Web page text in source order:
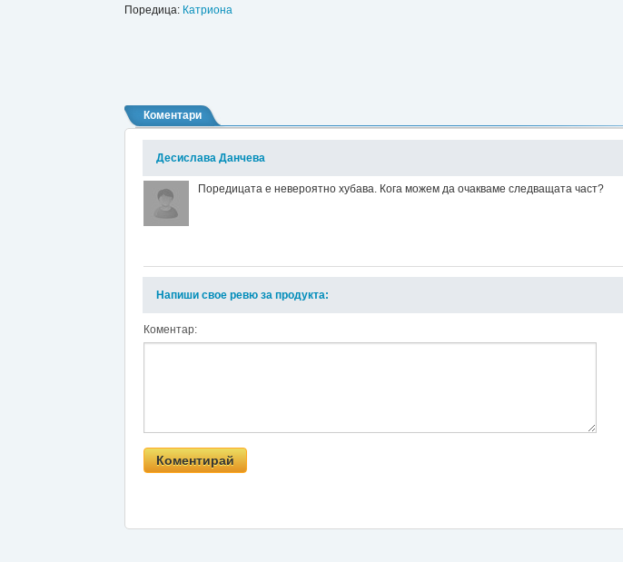
Поредица: Катриона
Коментари
Десислава Данчева
Поредицата е невероятно хубава. Кога можем да очакваме следващата част?
Напиши свое ревю за продукта:
Коментар: